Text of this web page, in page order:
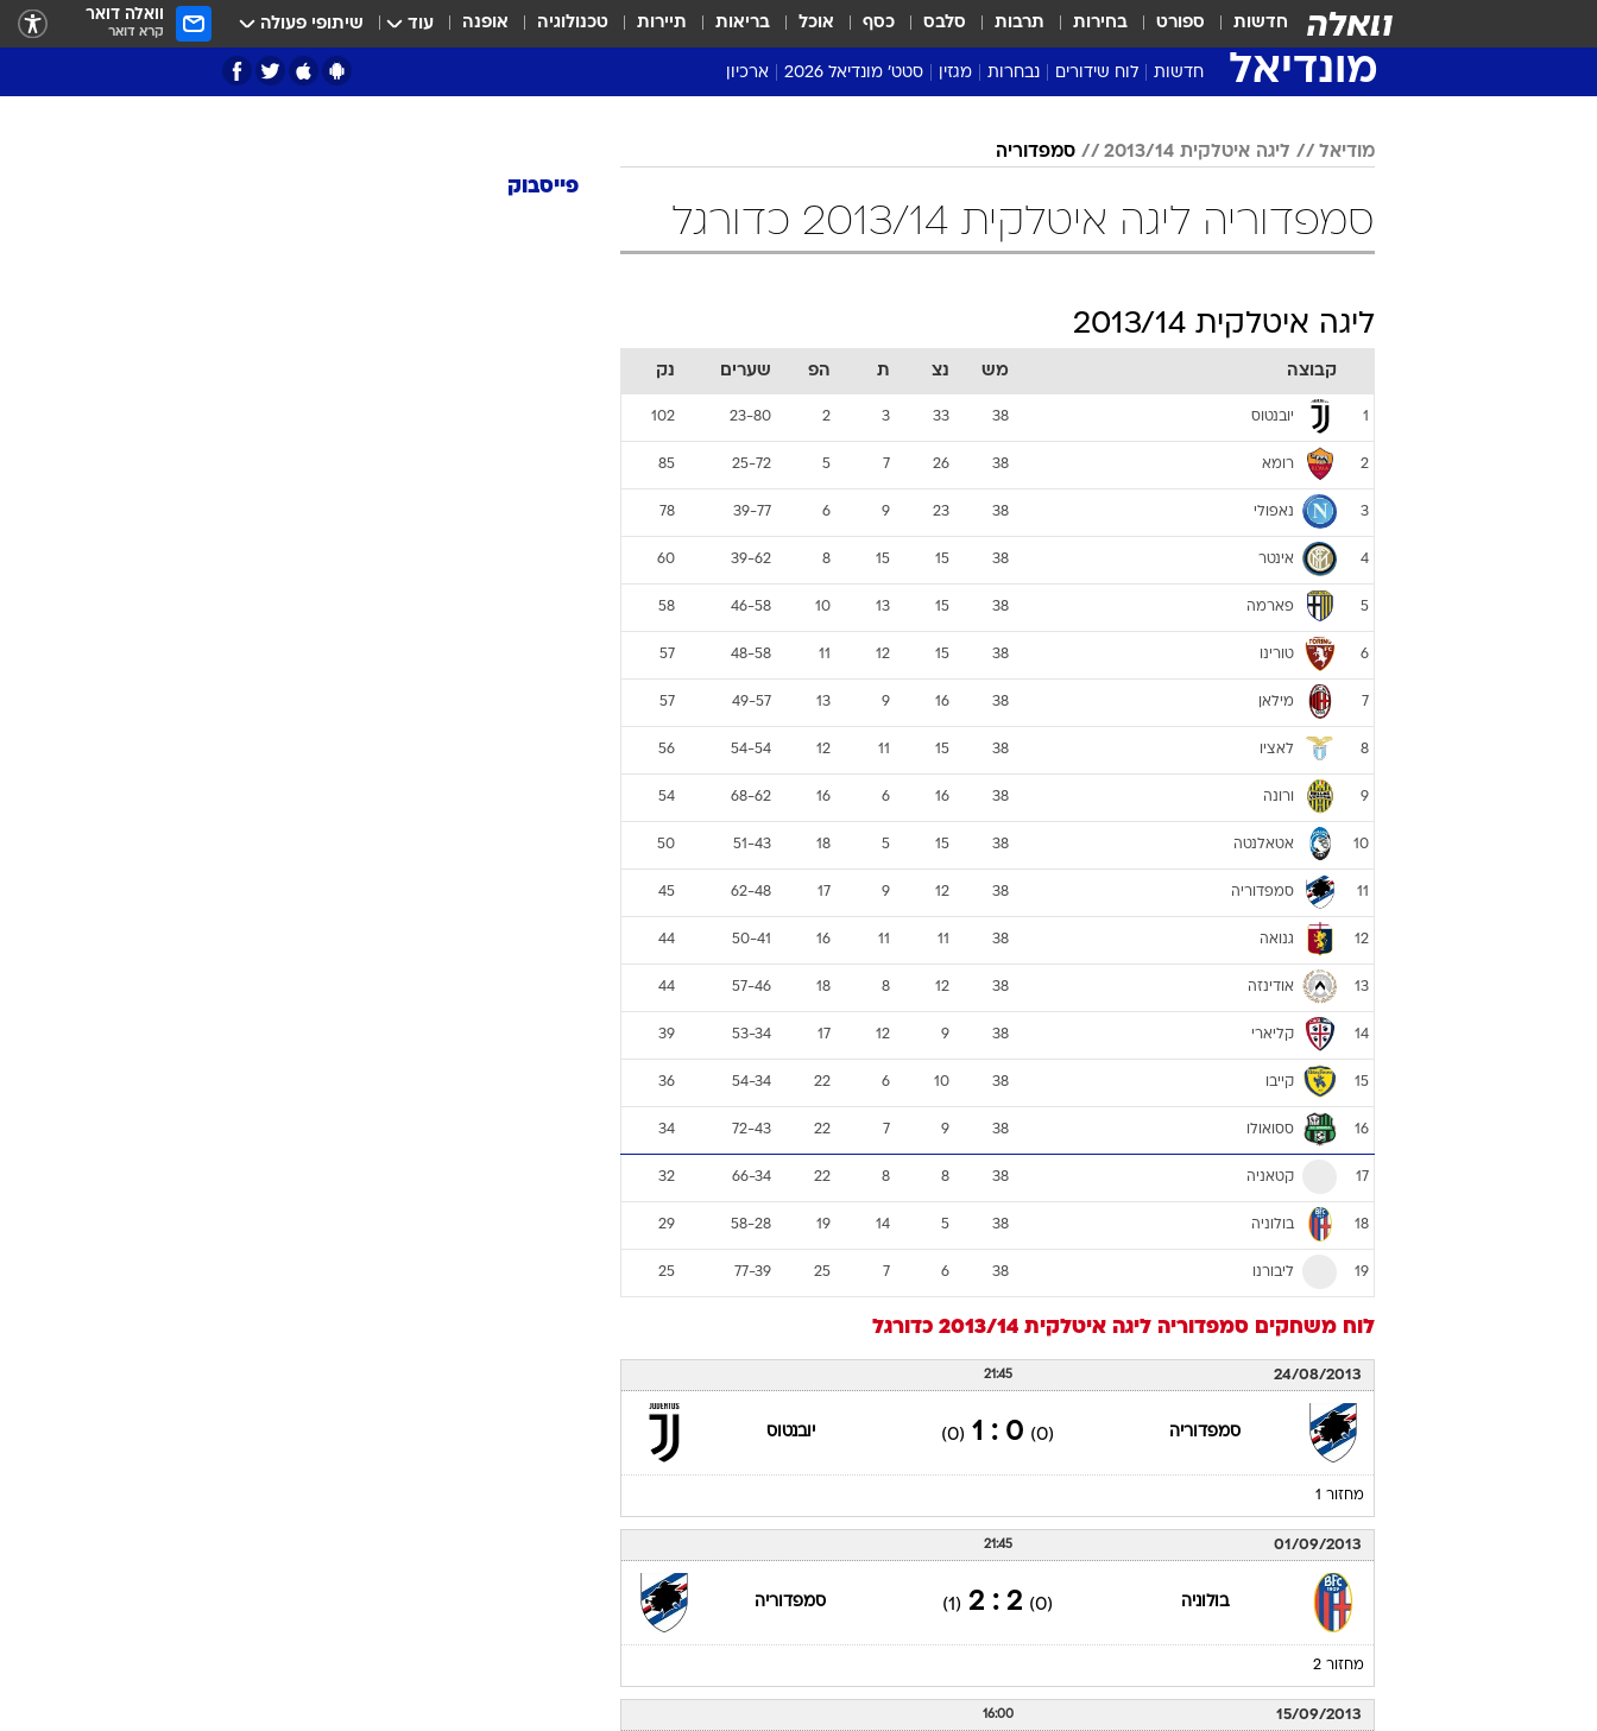
חדשות ספורט בחירות תרבות סלבס כסף אוכל בריאות תיירות טכנולוגיה אופנה עוד שיתופי פעולה וואלה דואר
קרא דואר
מונדיאל חדשות לוח שידורים נבחרות מגזין סטט' מונדיאל 2026 ארכיון
מודיאל ליגה איטלקית 2013/14 סמפדוריה
סמפדוריה ליגה איטלקית 2013/14 כדורגל
ליגה איטלקית 2013/14
קבוצה מש נצ ת הפ שערים נק
1 יובנטוס 38
33
3
2
23-80
102
2 רומא 38
26
7
5
25-72
85
3 נאפולי 38
23
9
6
39-77
78
4 אינטר 38
15
15
8
39-62
60
5 פארמה 38
15
13
10
46-58
58
6 טורינו 38
15
12
11
48-58
57
7 מילאן 38
16
9
13
49-57
57
8 לאציו 38
15
11
12
54-54
56
9 ורונה 38
16
6
16
68-62
54
10 אטאלנטה 38
15
5
18
51-43
50
11 סמפדוריה 38
12
9
17
62-48
45
12 גנואה 38
11
11
16
50-41
44
13 אודינזה 38
12
8
18
57-46
44
14 קליארי 38
9
12
17
53-34
39
15 קייבו 38
10
6
22
54-34
36
16 ססואולו 38
9
7
22
72-43
34
17 קטאניה 38
8
8
22
66-34
32
18 בולוניה 38
5
14
19
58-28
29
19 ליבורנו 38
6
7
25
77-39
25
לוח משחקים סמפדוריה ליגה איטלקית 2013/14 כדורגל
24/08/2013
21:45
סמפדוריה (0)
0 : 1
(0) יובנטוס
מחזור 1
01/09/2013
21:45
בולוניה (0)
2 : 2
(1) סמפדוריה
מחזור 2
15/09/2013
16:00
פייסבוק